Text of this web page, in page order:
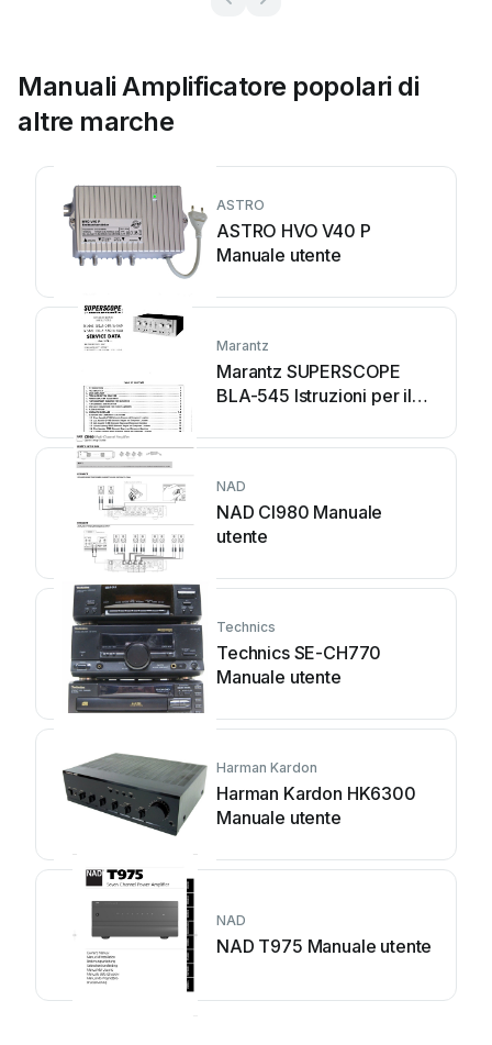
Manuali Amplificatore popolari di
altre marche
ASTRO
ASTRO HVO V40 P
Manuale utente
Marantz
Marantz SUPERSCOPE
BLA-545 Istruzioni per il
NAD
NAD CI980 Manuale
utente
Technics
Technics SE-CH770
Manuale utente
Harman Kardon
Harman Kardon HK6300
Manuale utente
NAD
NAD T975 Manuale utente